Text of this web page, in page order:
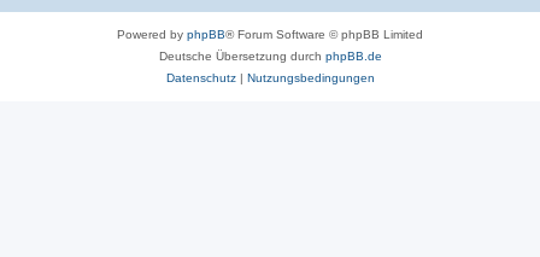
Powered by phpBB® Forum Software © phpBB Limited
Deutsche Übersetzung durch phpBB.de
Datenschutz| Nutzungsbedingungen